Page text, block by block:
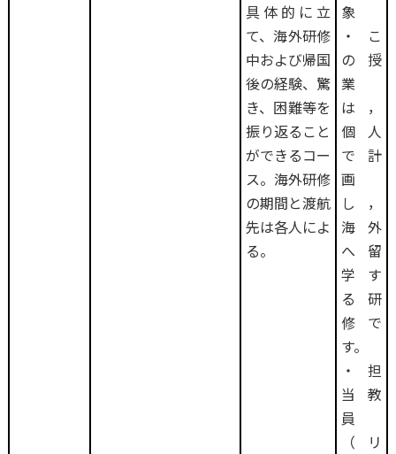
具体的に立
て、海外研修
中および帰国
後の経験、驚
き、困難等を
振り返ること
ができるコー
ス。海外研修
の期間と渡航
先は各人によ
る。
象
・こ
の授
業
は，
個人
で計
画
し，
海外
へ留
学す
る研
修で
す。
・担
当教
員
（リ